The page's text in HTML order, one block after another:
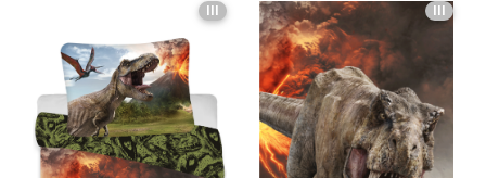
III III